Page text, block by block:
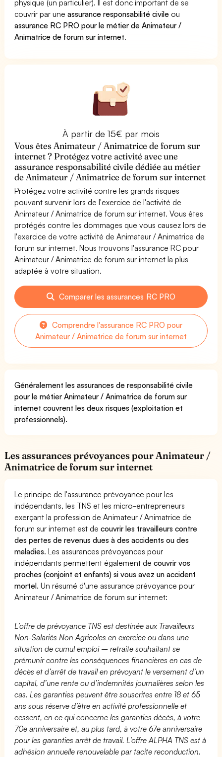
physique (un particulier). Il est donc important de se
couvrir par uneassurance responsabilité civile ou
assurance RC PRO pour le métier de Animateur /
Animatrice de forum sur internet.
À partir de 15€ par mois
Vous êtes Animateur / Animatrice de forum sur
internet ? Protégez votre activité avec une
assurance responsabilité civile dédiée au métier
de Animateur / Animatrice de forum sur internet
Protégez votre activité contre les grands risques
pouvant survenir lors de l'exercice de l'activité de
Animateur / Animatrice de forum sur internet. Vous êtes
protégés contre les dommages que vous causez lors de
l'exercice de votre activité de Animateur / Animatrice de
forum sur internet. Nous trouvons l'assurance RC pour
Animateur / Animatrice de forum sur internet la plus
adaptée à votre situation.
Comparer les assurances RC PRO
Comprendre l'assurance RC PRO pour
Animateur / Animatrice de forum sur internet
Généralement les assurances de responsabilité civile
pour le métier Animateur / Animatrice de forum sur
internet couvrent les deux risques (exploitation et
professionnels).
Les assurances prévoyances pour Animateur /
Animatrice de forum sur internet
Le principe de l'assurance prévoyance pour les
indépendants, les TNS et les micro-entrepreneurs
exerçant la profession de Animateur / Animatrice de
forum sur internet est decouvrir les travailleurs contre
des pertes de revenus dues à des accidents ou des
maladies. Les assurances prévoyances pour
indépendants permettent également decouvrir vos
proches (conjoint et enfants) si vous avez un accident
mortel. Un résumé d'une assurance prévoyance pour
Animateur / Animatrice de forum sur internet:
L’offre de prévoyance TNS est destinée aux Travailleurs
Non-Salariés Non Agricoles en exercice ou dans une
situation de cumul emploi – retraite souhaitant se
prémunir contre les conséquences financières en cas de
décès et d’arrêt de travail en prévoyant le versement d’un
capital, d’une rente ou d’indemnités journalières selon les
cas. Les garanties peuvent être souscrites entre 18 et 65
ans sous réserve d’être en activité professionnelle et
cessent, en ce qui concerne les garanties décès, à votre
70e anniversaire et, au plus tard, à votre 67e anniversaire
pour les garanties arrêt de travail. L’offre ALPHA TNS est à
adhésion annuelle renouvelable par tacite reconduction.